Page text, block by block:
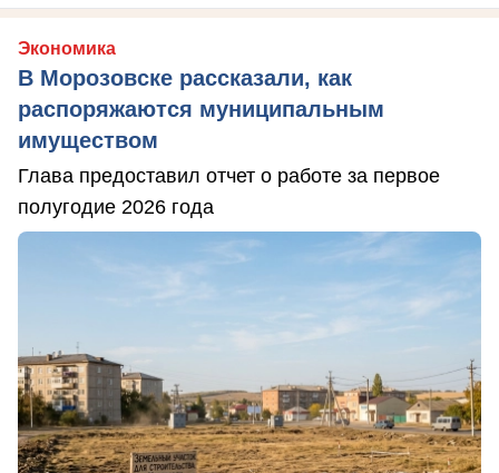
Экономика
В Морозовске рассказали, как
распоряжаются муниципальным
имуществом
Глава предоставил отчет о работе за первое
полугодие 2026 года